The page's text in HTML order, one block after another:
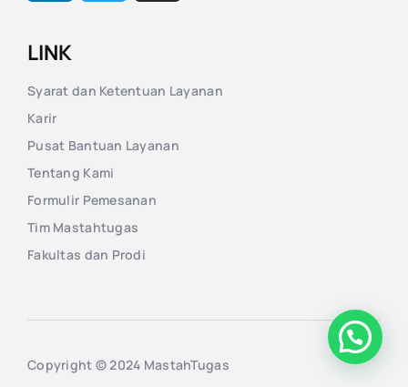
LINK
Syarat dan Ketentuan Layanan
Karir
Pusat Bantuan Layanan
Tentang Kami
Formulir Pemesanan
Tim Mastahtugas
Fakultas dan Prodi
Copyright © 2024 MastahTugas